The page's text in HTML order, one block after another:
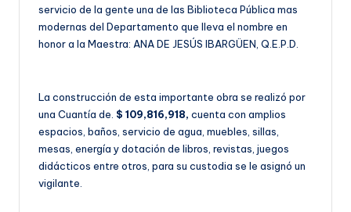
servicio de la gente una de las Biblioteca Pública mas
modernas del Departamento que lleva el nombre en
honor a la Maestra: ANA DE JESÚS IBARGÜEN, Q.E.P.D.
La construcción de esta importante obra se realizó por
una Cuantía de. $ 109,816,918, cuenta con amplios
espacios, baños, servicio de agua, muebles, sillas,
mesas, energía y dotación de libros, revistas, juegos
didácticos entre otros, para su custodia se le asignó un
vigilante.